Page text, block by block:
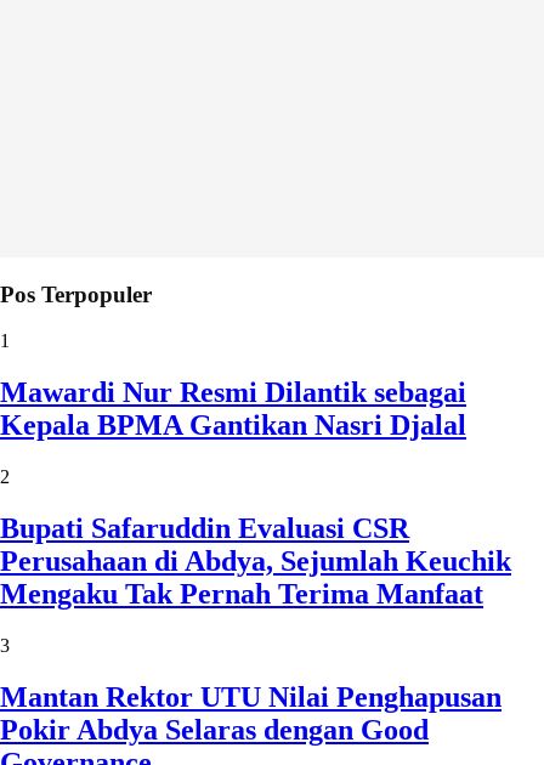
Pos Terpopuler
1
Mawardi Nur Resmi Dilantik sebagai
Kepala BPMA Gantikan Nasri Djalal
2
Bupati Safaruddin Evaluasi CSR
Perusahaan di Abdya, Sejumlah Keuchik
Mengaku Tak Pernah Terima Manfaat
3
Mantan Rektor UTU Nilai Penghapusan
Pokir Abdya Selaras dengan Good